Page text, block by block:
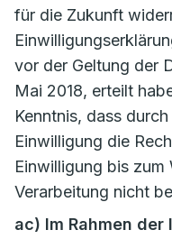
für die Zukunft
vor der Geltung der
Mai 2018, erteilt
Kenntnis, dass
Einwilligung die
Einwilligung bis
Verarbeitung nicht
ac) Im Rahmen